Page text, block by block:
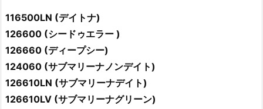
116500LN (デイトナ)
126600 (シードゥエラー )
126660 (ディープシー)
124060 (サブマリーナノンデイト)
126610LN (サブマリーナデイト)
126610LV (サブマリーナグリーン)